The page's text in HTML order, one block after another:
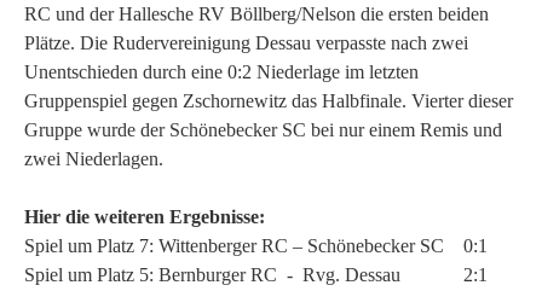
RC und der Hallesche RV Böllberg/Nelson die ersten beiden
Plätze. Die Rudervereinigung Dessau verpasste nach zwei
Unentschieden durch eine 0:2 Niederlage im letzten
Gruppenspiel gegen Zschornewitz das Halbfinale. Vierter dieser
Gruppe wurde der Schönebecker SC bei nur einem Remis und
zwei Niederlagen.
Hier die weiteren Ergebnisse:
Spiel um Platz 7: Wittenberger RC – Schönebecker SC 0:1
Spiel um Platz 5: Bernburger RC - Rvg. Dessau 2:1